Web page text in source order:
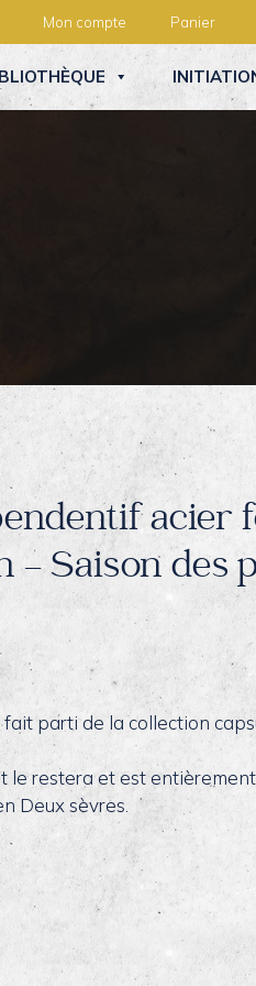
Mon compte Panier
acier
– Saison des
parti de la collection
le restera et est
Deux sèvres.